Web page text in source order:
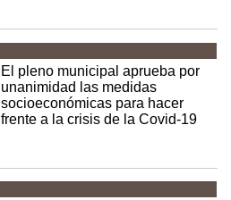
El pleno municipal aprueba por
unanimidad las medidas
socioeconómicas para hacer
frente a la crisis de la Covid-19